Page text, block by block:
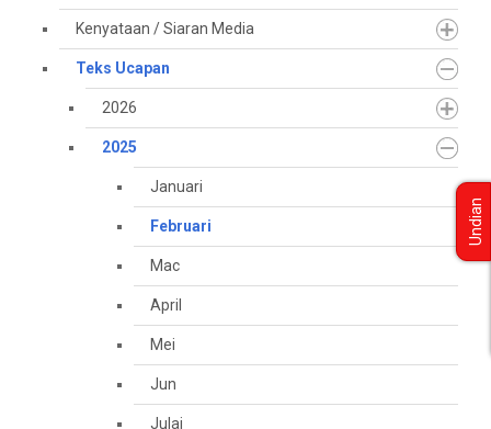
Kenyataan / Siaran Media
Teks Ucapan
2026
2025
Januari
Februari
Mac
April
Mei
Jun
Julai
Undian